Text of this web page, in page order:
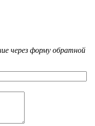
через форму обратной